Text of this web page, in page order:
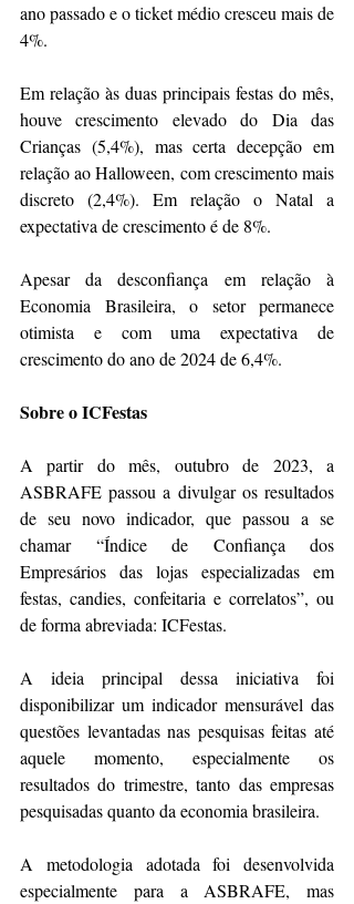
ano passado e o ticket médio cresceu mais de
4%.
Em relação às duas principais festas do mês,
houve crescimento elevado do Dia das
Crianças (5,4%), mas certa decepção em
relação ao Halloween, com crescimento mais
discreto (2,4%). Em relação o Natal a
expectativa de crescimento é de 8%.
Apesar da desconfiança em relação à
Economia Brasileira, o setor permanece
otimista e com uma expectativa de
crescimento do ano de 2024 de 6,4%.
Sobre o ICFestas
A partir do mês, outubro de 2023, a
ASBRAFE passou a divulgar os resultados
de seu novo indicador, que passou a se
chamar “Índice de Confiança dos
Empresários das lojas especializadas em
festas, candies, confeitaria e correlatos”, ou
de forma abreviada: ICFestas.
A ideia principal dessa iniciativa foi
disponibilizar um indicador mensurável das
questões levantadas nas pesquisas feitas até
aquele momento, especialmente os
resultados do trimestre, tanto das empresas
pesquisadas quanto da economia brasileira.
A metodologia adotada foi desenvolvida
especialmente para a ASBRAFE, mas